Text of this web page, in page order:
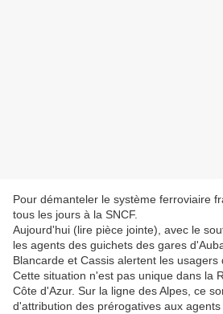
Pour démanteler le système ferroviaire
tous les jours à la SNCF.
Aujourd'hui (lire pièce jointe), avec le
les agents des guichets des gares
Blancarde et Cassis alertent les usagers
Cette situation n'est pas unique dans la
Côte d'Azur. Sur la ligne des Alpes, ce
d'attribution des prérogatives aux